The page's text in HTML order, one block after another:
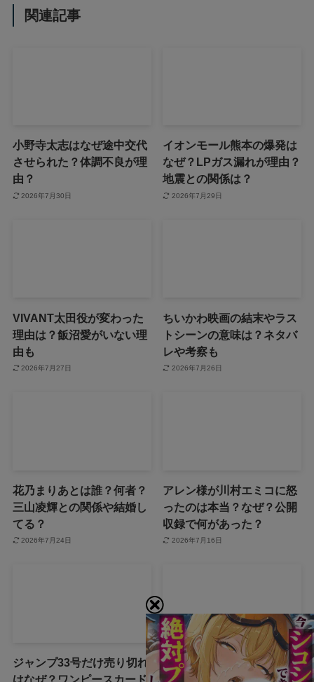
関連記事
小野寺太志はなぜ途中交代
させられた？体調不良が理
由？
2026年7月30日
イオンモール熊本の爆発は
なぜ？LPガス漏れが理由？
地震との関係は？
2026年7月29日
VIVANT太田役が変わった
理由は？飯沼愛がいない理
由も
2026年7月27日
ちいかわ映画の結末やラス
トシーンの意味は？ネタバ
レや考察も
2026年7月26日
花乃まりあとは誰？何者？
三山凌輝との関係や結婚し
てる？
2026年7月24日
アレン様が川村エミコに怒
ったのは本当？なぜ？公開
収録で何があった？
2026年7月16日
ジャンプ33号だけ売り切れ
はなぜ？ワンピースカード
声にならない愛は最終話や
ネタバレは？最後まで見る